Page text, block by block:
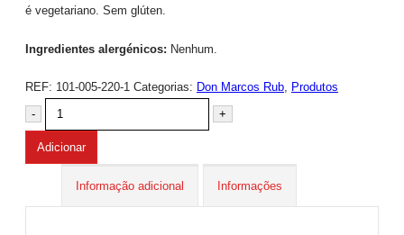
é vegetariano. Sem glúten.
Ingredientes alergénicos: Nenhum.
REF: 101-005-220-1 Categorias: Don Marcos Rub, Produtos
-
+
Adicionar
Informação adicional Informações